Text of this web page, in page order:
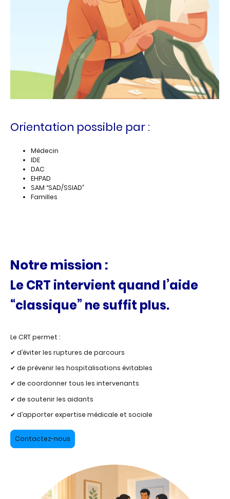
Orientation possible par :
Médecin
IDE
DAC
EHPAD
SAM “SAD/SSIAD”
Familles
Notre mission :
Le CRT intervient quand l’aide
“classique” ne suffit plus.
Le CRT permet :
✔ d’éviter les ruptures de parcours
✔ de prévenir les hospitalisations évitables
✔ de coordonner tous les intervenants
✔ de soutenir les aidants
✔ d’apporter expertise médicale et sociale
Contactez-nous